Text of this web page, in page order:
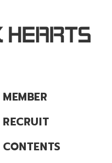
MEMBER
RECRUIT
CONTENTS